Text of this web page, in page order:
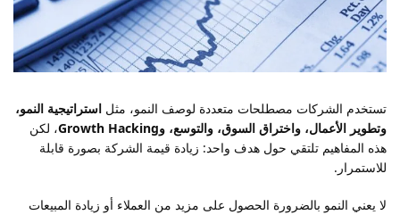
تستخدم الشركات مصطلحات متعددة لوصف النمو، مثل استراتيجية النمو،
وتطوير الأعمال، واختراق السوق، والتوسع، وGrowth Hacking
، لكن
هذه المفاهيم تلتقي حول هدف واحد: زيادة قيمة الشركة بصورة قابلة
للاستمرار.
لا يعني النمو بالضرورة الحصول على مزيد من العملاء أو زيادة المبيعات